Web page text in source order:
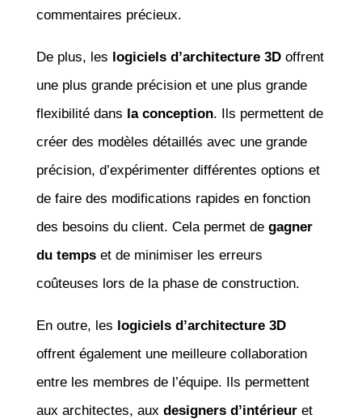
commentaires précieux.
De plus, les logiciels d’architecture 3Doffrent
une plus grande précision et une plus grande
flexibilité dans la conception. Ils permettent de
créer des modèles détaillés avec une grande
précision, d’expérimenter différentes options et
de faire des modifications rapides en fonction
des besoins du client. Cela permet de gagner
du tempset de minimiser les erreurs
coûteuses lors de la phase de construction.
En outre, les logiciels d’architecture 3D
offrent également une meilleure collaboration
entre les membres de l’équipe. Ils permettent
aux architectes, aux designers d’intérieuret